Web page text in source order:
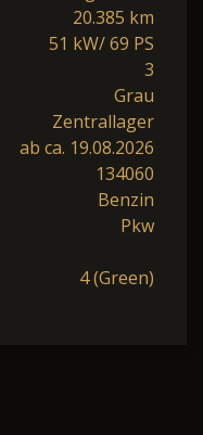
20.385 km
51 kW/ 69 PS
3
Grau
Zentrallager
ab ca. 19.08.2026
134060
Benzin
Pkw
4 (Green)